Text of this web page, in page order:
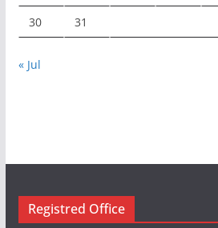
30 31
« Jul
Registred Office